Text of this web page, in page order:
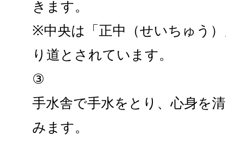
きます。
※中央は「正中（せいちゅう
り道とされています。
③
手水舎で手水をとり、心身を
みます。